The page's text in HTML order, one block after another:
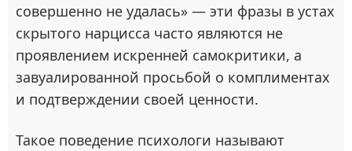
совершенно не удалась» — эти фразы в устах
скрытого нарцисса часто являются не
проявлением искренней самокритики, а
завуалированной просьбой о комплиментах
и подтверждении своей ценности.
Такое поведение психологи называют